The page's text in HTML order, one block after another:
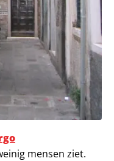
mensen ziet.